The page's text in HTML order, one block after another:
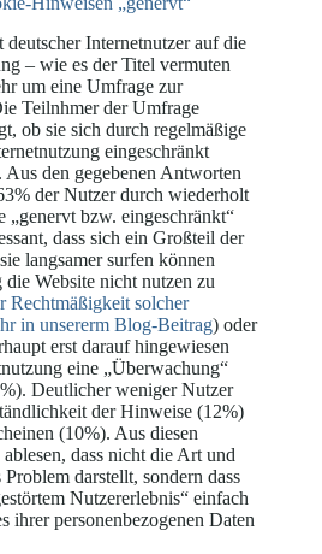
Internetnutzer auf die
– wie es der Titel vermuten
um eine Umfrage zur
Teilnhmer der Umfrage
ob sie sich durch regelmäßige
eingeschränkt
den gegebenen Antworten
der Nutzer durch wiederholt
bzw. eingeschränkt“
dass sich ein Großteil der
langsamer surfen können
Website nicht nutzen zu
Rechtmäßigkeit solcher
in unsererm Blog-Beitrag) oder
erst darauf hingewiesen
eine „Überwachung“
Deutlicher weniger Nutzer
der Hinweise (12%)
(10%). Aus diesen
dass nicht die Art und
darstellt, sondern dass
Nutzererlebnis“ einfach
ihrer personenbezogenen Daten